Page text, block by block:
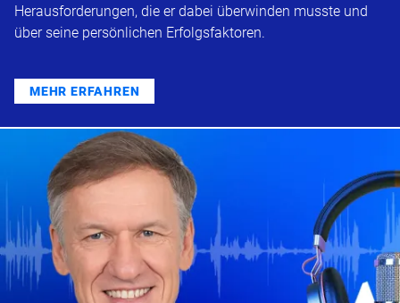
Herausforderungen, die er dabei überwinden musste und
über seine persönlichen Erfolgsfaktoren.
MEHR ERFAHREN